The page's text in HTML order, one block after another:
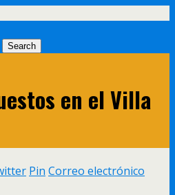
en el Villa
Pin Correo electrónico